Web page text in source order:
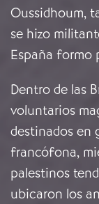
Oussidhoum,
se hizo
España formo
Dentro de las
voluntarios
destinados en
francófona,
palestinos
ubicaron los